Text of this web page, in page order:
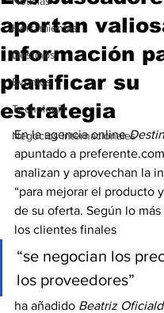
Herramientas
Destinos
Eventos
Tecnología
Negocios Internacionales
aportan
información
planificar su
estrategia
En la agencia online
apuntado a
analizan y aprovechan la
“para mejorar el producto
de su oferta. Según lo
los clientes finales
“se negocian los
los proveedores”
ha añadido Beatriz